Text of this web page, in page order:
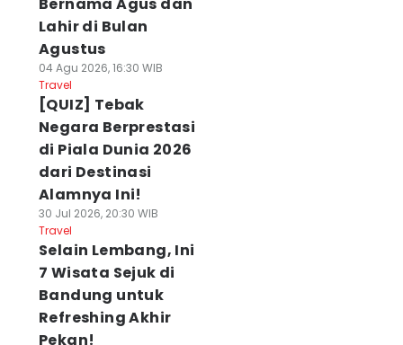
Lahir di Bulan
Agustus
04 Agu 2026, 16:30 WIB
Travel
[QUIZ] Tebak
Negara Berprestasi
di Piala Dunia 2026
dari Destinasi
Alamnya Ini!
30 Jul 2026, 20:30 WIB
Travel
Selain Lembang, Ini
7 Wisata Sejuk di
Bandung untuk
Refreshing Akhir
Pekan!